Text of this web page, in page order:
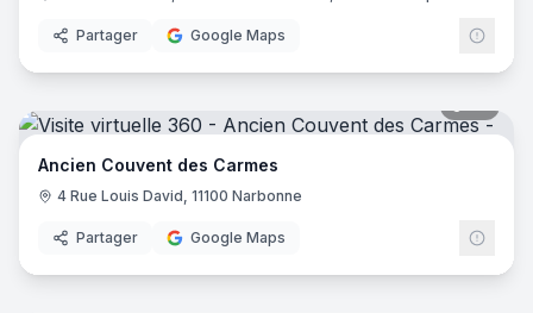
Partager Google Maps
Ancien Couvent des Carmes
4 Rue Louis David, 11100 Narbonne
Partager Google Maps
25